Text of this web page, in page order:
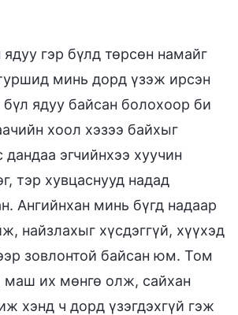
гэр бүлд төрсөн намайг
минь дорд үзэж ирсэн
ядуу байсан болохоор би
хоол хэзээ байхыг
дандаа эгчийнхээ хуучин
тэр хувцаснууд надад
Ангийнхан минь бүгд надаар
найзлахыг хүсдэггүй, хүүхэд
зовлонтой байсан юм. Том
маш их мөнгө олж, сайхан
хэнд ч дорд үзэгдэхгүй гэж